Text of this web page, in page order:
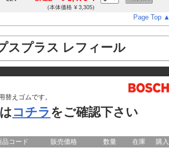
(本体価格 ¥ 3,305)
Page Top ▲
スプラス レフィール
替えゴムです。
コチラ をご確認下さい
品コード 販売価格 数量 在庫 購入